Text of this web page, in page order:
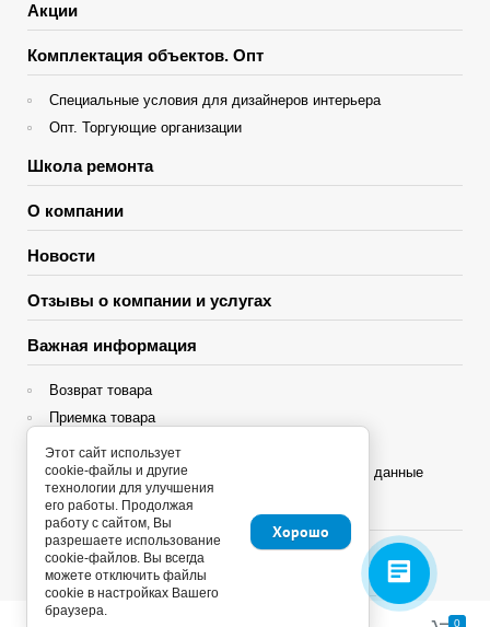
Акции
Комплектация объектов. Опт
Специальные условия для дизайнеров интерьера
Опт. Торгующие организации
Школа ремонта
О компании
Новости
Отзывы о компании и услугах
Важная информация
Возврат товара
Приемка товара
Гарантия
Политика конфиденциальности и персональные данные
Яндекс Сплит
0
Этот сайт использует
cookie-файлы и другие
технологии для улучшения
его работы. Продолжая
работу с сайтом, Вы
разрешаете использование
cookie-файлов. Вы всегда
можете отключить файлы
cookie в настройках Вашего
браузера.
Хорошо